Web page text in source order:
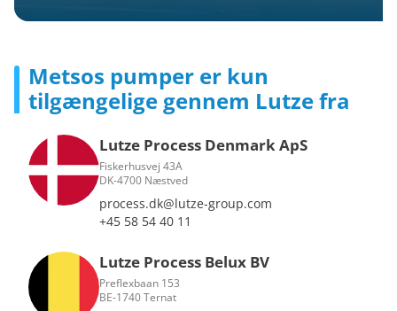
Metsos pumper er kun
tilgængelige gennem Lutze fra
Lutze Process Denmark ApS
Fiskerhusvej 43A
DK-4700 Næstved
process.dk@lutze-group.com
+45 58 54 40 11
Lutze Process Belux BV
Preflexbaan 153
BE-1740 Ternat